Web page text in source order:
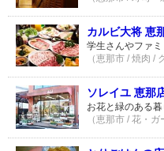
カルビ大将 恵
学生さんやファ
（恵那市 / 焼肉 /
ソレイユ 恵那
お花と緑のある
（恵那市 / 花・